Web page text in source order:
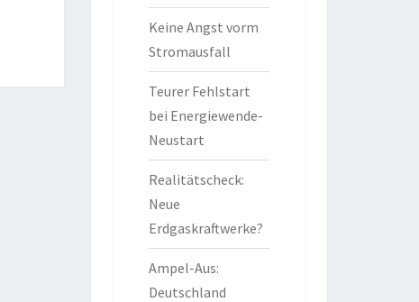
Keine Angst vorm
Stromausfall
Teurer Fehlstart
bei Energiewende-
Neustart
Realitätscheck:
Neue
Erdgaskraftwerke?
Ampel-Aus:
Deutschland